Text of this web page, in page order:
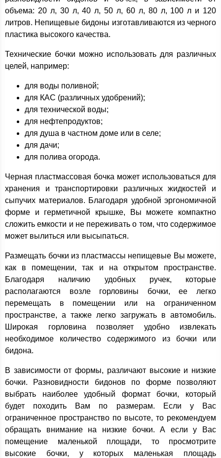
объема: 20 л, 30 л, 40 л, 50 л, 60 л, 80 л, 100 л и 120
литров. Непищевые бидоны изготавливаются из черного
пластика высокого качества.
Технические бочки можно использовать для различных
целей, например:
для воды поливной;
для КАС (различных удобрений);
для технической воды;
для нефтепродуктов;
для душа в частном доме или в селе;
для дачи;
для полива огорода.
Черная пластмассовая бочка может использоваться для
хранения и транспортировки различных жидкостей и
сыпучих материалов. Благодаря удобной эргономичной
форме и герметичной крышке, Вы можете компактно
сложить емкости и не переживать о том, что содержимое
может вылиться или высыпаться.
Размещать бочки из пластмассы непищевые Вы можете,
как в помещении, так и на открытом пространстве.
Благодаря наличию удобных ручек, которые
располагаются возле горловины бочки, ее легко
перемещать в помещении или на ограниченном
пространстве, а также легко загружать в автомобиль.
Широкая горловина позволяет удобно извлекать
необходимое количество содержимого из бочки или
бидона.
В зависимости от формы, различают высокие и низкие
бочки. Разновидности бидонов по форме позволяют
выбрать наиболее удобный формат бочки, который
будет походить Вам по размерам. Если у Вас
ограниченное пространство по высоте, то рекомендуем
обращать внимание на низкие бочки. А если у Вас
помещение маленькой площади, то просмотрите
высокие бочки, у которых маленькая площадь